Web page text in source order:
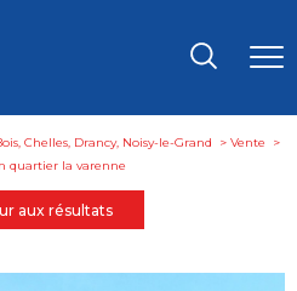
Chelles, Drancy, Noisy-le-Grand
Vente
quartier la varenne
aux résultats